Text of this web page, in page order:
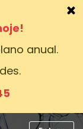
anual.